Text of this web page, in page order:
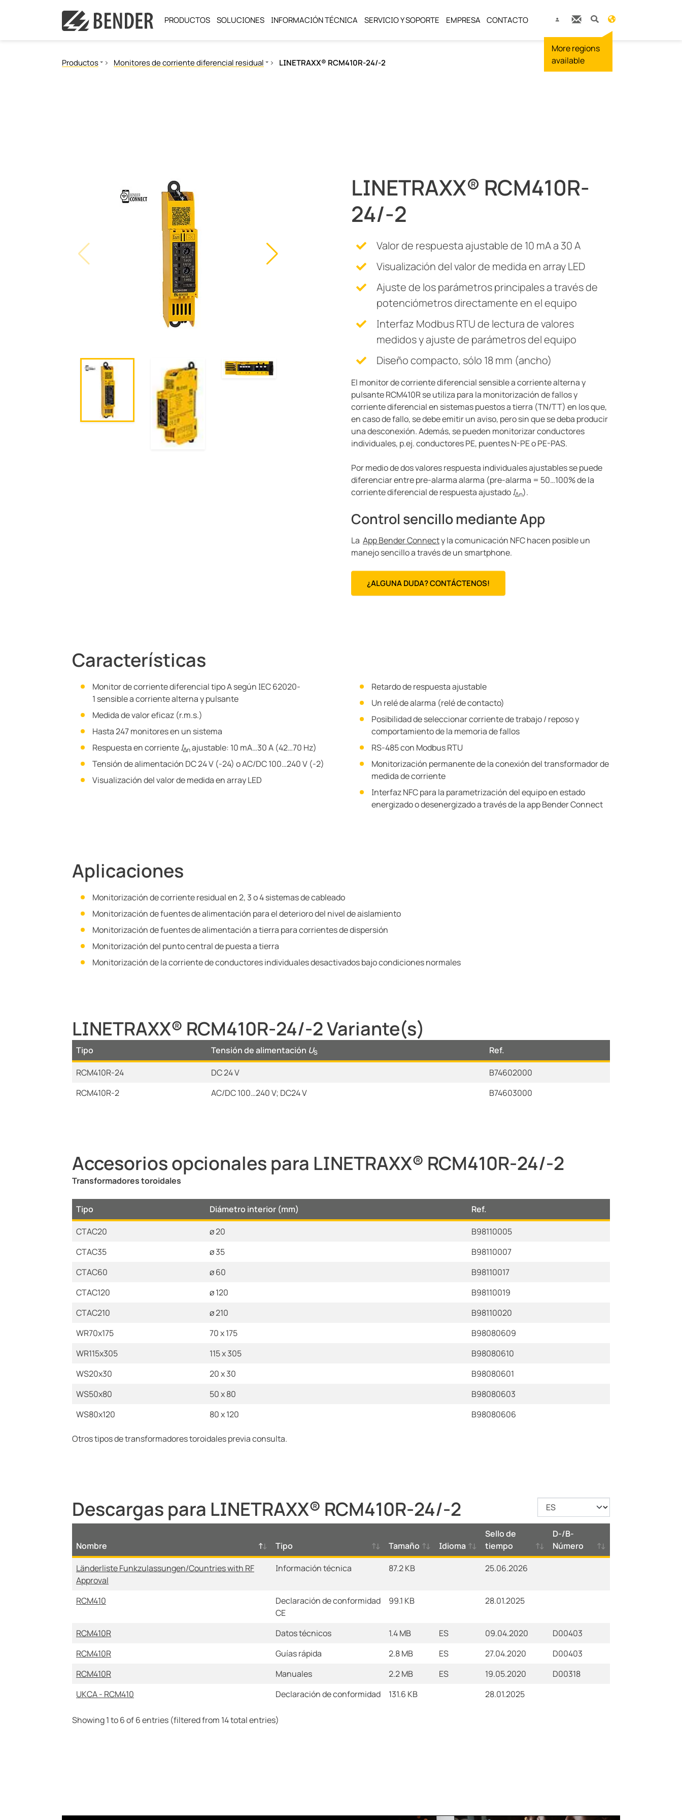
PRODUCTOS SOLUCIONES INFORMACIÓN TÉCNICA SERVICIO Y SOPORTE EMPRESA CONTACTO
Productos
Sistemas de conmutación
Comprobadores de seguridad
Otros componentes
Controlador de carga
Monitores de corriente diferencial residual LINETRAXX® RCM410R-24/-2
LINETRAXX® RCM410R-
24/-2
Valor de respuesta ajustable de 10 mA a 30 A
Visualización del valor de medida en array LED
Ajuste de los parámetros principales a través de
potenciómetros directamente en el equipo
Interfaz Modbus RTU de lectura de valores
medidos y ajuste de parámetros del equipo
Diseño compacto, sólo 18 mm (ancho)
El monitor de corriente diferencial sensible a corriente alterna y
pulsante RCM410R se utiliza para la monitorización de fallos y
corriente diferencial en sistemas puestos a tierra (TN/TT) en los que,
en caso de fallo, se debe emitir un aviso, pero sin que se deba producir
una desconexión. Además, se pueden monitorizar conductores
individuales, p.ej. conductores PE, puentes N-PE o PE-PAS.
Por medio de dos valores respuesta individuales ajustables se puede
diferenciar entre pre-alarma alarma (pre-alarma = 50…100% de la
corriente diferencial de respuesta ajustadoIΔn).
Control sencillo mediante App
La App Bender Connecty la comunicación NFC hacen posible un
manejo sencillo a través de un smartphone.
¿ALGUNA DUDA? CONTÁCTENOS!
Características
Monitor de corriente diferencial tipo A según IEC 62020-
1 sensible a corriente alterna y pulsante
Medida de valor eficaz (r.m.s.)
Hasta 247 monitores en un sistema
Respuesta en corrienteI∆najustable: 10 mA…30 A (42…70 Hz)
Tensión de alimentación DC 24 V (-24) o AC/DC 100…240 V (-2)
Visualización del valor de medida en array LED
Retardo de respuesta ajustable
Un relé de alarma (relé de contacto)
Posibilidad de seleccionar corriente de trabajo / reposo y
comportamiento de la memoria de fallos
RS-485 con Modbus RTU
Monitorización permanente de la conexión del transformador de
medida de corriente
Interfaz NFC para la parametrización del equipo en estado
energizado o desenergizado a través de la app Bender Connect
Aplicaciones
Monitorización de corriente residual en 2, 3 o 4 sistemas de cableado
Monitorización de fuentes de alimentación para el deterioro del nivel de aislamiento
Monitorización de fuentes de alimentación a tierra para corrientes de dispersión
Monitorización del punto central de puesta a tierra
Monitorización de la corriente de conductores individuales desactivados bajo condiciones normales
LINETRAXX® RCM410R-24/-2 Variante(s)
Tipo Tensión de alimentación US
Ref.
RCM410R-24
DC 24 V
B74602000
RCM410R-2
AC/DC 100…240 V; DC24 V B74603000
Accesorios opcionales para LINETRAXX® RCM410R-24/-2
Transformadores toroidales
Tipo Diámetro interior (mm)
Ref.
CTAC20
ø 20
B98110005
CTAC35
ø 35
B98110007
CTAC60
ø 60
B98110017
CTAC120
ø 120
B98110019
CTAC210
ø 210
B98110020
WR70x175
70 x 175
B98080609
WR115x305
115 x 305
B98080610
WS20x30
20 x 30
B98080601
WS50x80
50 x 80
B98080603
WS80x120
80 x 120 B98080606
Otros tipos de transformadores toroidales previa consulta.
Descargas para LINETRAXX® RCM410R-24/-2
Nombre Tipo Tamaño Idioma
Sello de
tiempo
D-/B-
Número
Länderliste Funkzulassungen/Countries with RF
Approval
Información técnica 87.2 KB 25.06.2026
RCM410
Declaración de conformidad
CE
99.1 KB 28.01.2025
RCM410R Datos técnicos 1.4 MB ES 09.04.2020
D00403
RCM410R
Guías rápida 2.8 MB ES 27.04.2020
D00403
RCM410R
Manuales 2.2 MB ES 19.05.2020
D00318
UKCA - RCM410
Declaración de conformidad 131.6 KB 28.01.2025
Showing 1 to 6 of 6 entries (filtered from 14 total entries)